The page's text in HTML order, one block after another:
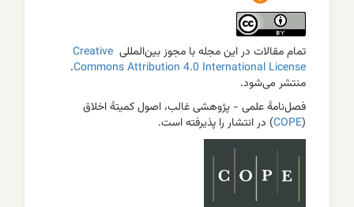
تمام مقالات در این مجله با مجوز بین‌المللی Creative
Commons Attribution 4.0 International License
.
منتشر می‌شود.
فصل‌نامۀ علمی - پژوهشی غالب، اصول کمیتۀ اخلاق
(
COPE) در انتشار را پذیرفته است.